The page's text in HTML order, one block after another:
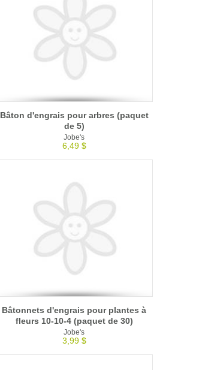
Bâton d'engrais pour arbres (paquet
de 5)
Jobe's
6,49 $
Bâtonnets d'engrais pour plantes à
fleurs 10-10-4 (paquet de 30)
Jobe's
3,99 $